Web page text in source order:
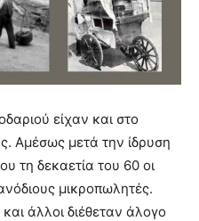
είχαν και στο
Αμέσως μετά την ίδρυση
τη δεκαετία του 60 οι
μικροπωλητές.
άλλοι διέθεταν άλογο